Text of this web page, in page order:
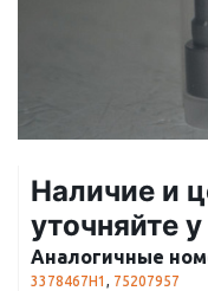
Наличие и
уточняйте
Аналогичные
3378467H1 , 75207957